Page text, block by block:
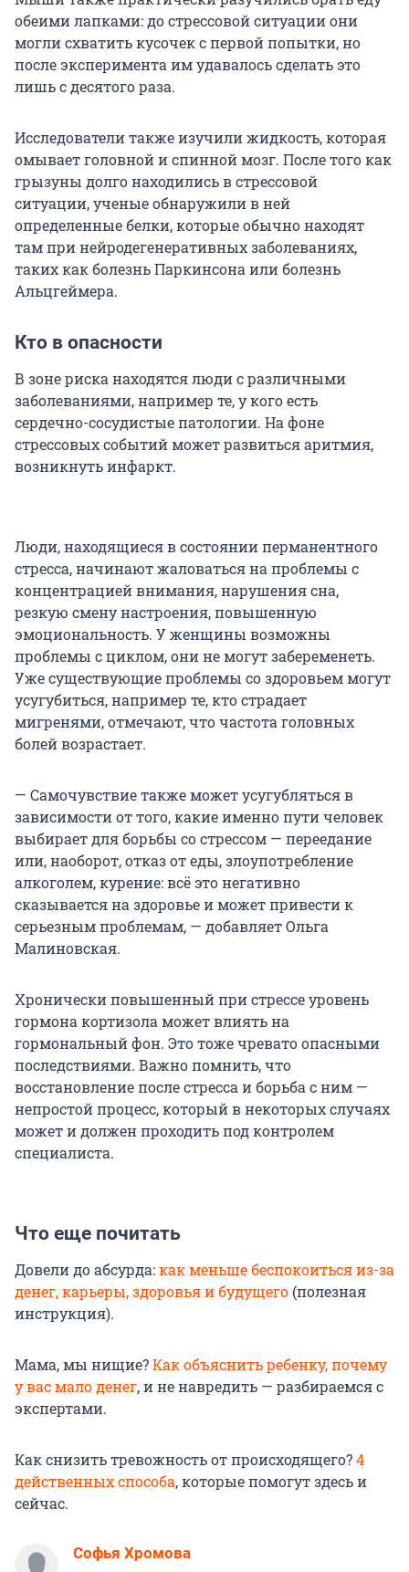
обеими лапками: до стрессовой ситуации они
могли схватить кусочек с первой попытки, но
после эксперимента им удавалось сделать это
лишь с десятого раза.
Исследователи также изучили жидкость, которая
омывает головной и спинной мозг. После того как
грызуны долго находились в стрессовой
ситуации, ученые обнаружили в ней
определенные белки, которые обычно находят
там при нейродегенеративных заболеваниях,
таких как болезнь Паркинсона или болезнь
Альцгеймера.
Кто в опасности
В зоне риска находятся люди с различными
заболеваниями, например те, у кого есть
сердечно-сосудистые патологии. На фоне
стрессовых событий может развиться аритмия,
возникнуть инфаркт.
Люди, находящиеся в состоянии перманентного
стресса, начинают жаловаться на проблемы с
концентрацией внимания, нарушения сна,
резкую смену настроения, повышенную
эмоциональность. У женщины возможны
проблемы с циклом, они не могут забеременеть.
Уже существующие проблемы со здоровьем могут
усугубиться, например те, кто страдает
мигренями, отмечают, что частота головных
болей возрастает.
— Самочувствие также может усугубляться в
зависимости от того, какие именно пути человек
выбирает для борьбы со стрессом — переедание
или, наоборот, отказ от еды, злоупотребление
алкоголем, курение: всё это негативно
сказывается на здоровье и может привести к
серьезным проблемам, — добавляет Ольга
Малиновская.
Хронически повышенный при стрессе уровень
гормона кортизола может влиять на
гормональный фон. Это тоже чревато опасными
последствиями. Важно помнить, что
восстановление после стресса и борьба с ним —
непростой процесс, который в некоторых случаях
может и должен проходить под контролем
специалиста.
Что еще почитать
Довели до абсурда:как меньше беспокоиться из-за
денег, карьеры, здоровья и будущего (полезная
инструкция).
Мама, мы нищие?Как объяснить ребенку, почему
у вас мало денег, и не навредить — разбираемся с
экспертами.
Как снизить тревожность от происходящего?4
действенных способа, которые помогут здесь и
сейчас.
Софья Хромова